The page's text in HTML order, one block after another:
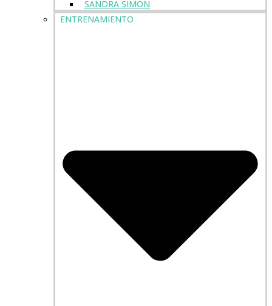
SANDRA SIMÓN
ENTRENAMIENTO